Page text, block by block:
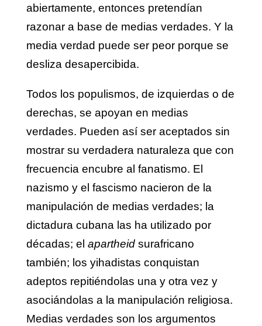
abiertamente, entonces pretendían
razonar a base de medias verdades. Y la
media verdad puede ser peor porque se
desliza desapercibida.
Todos los populismos, de izquierdas o de
derechas, se apoyan en medias
verdades. Pueden así ser aceptados sin
mostrar su verdadera naturaleza que con
frecuencia encubre al fanatismo. El
nazismo y el fascismo nacieron de la
manipulación de medias verdades; la
dictadura cubana las ha utilizado por
décadas; el apartheidsurafricano
también; los yihadistas conquistan
adeptos repitiéndolas una y otra vez y
asociándolas a la manipulación religiosa.
Medias verdades son los argumentos